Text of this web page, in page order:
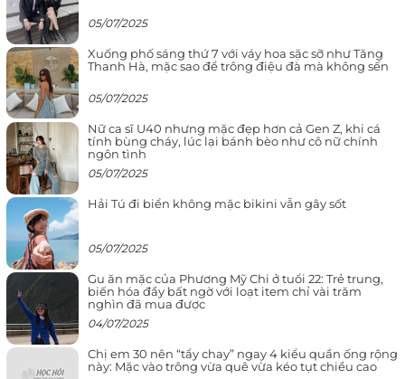
05/07/2025
Xuống phố sáng thứ 7 với váy hoa sặc sỡ như Tăng
Thanh Hà, mặc sao để trông điệu đà mà không sến
05/07/2025
Nữ ca sĩ U40 nhưng mặc đẹp hơn cả Gen Z, khi cá
tính bùng cháy, lúc lại bánh bèo như cô nữ chính
ngôn tình
05/07/2025
Hải Tú đi biển không mặc bikini vẫn gây sốt
05/07/2025
Gu ăn mặc của Phương Mỹ Chi ở tuổi 22: Trẻ trung,
biến hóa đầy bất ngờ với loạt item chỉ vài trăm
nghìn đã mua được
04/07/2025
Chị em 30 nên “tẩy chay” ngay 4 kiểu quần ống rộng
này: Mặc vào trông vừa quê vừa kéo tụt chiều cao